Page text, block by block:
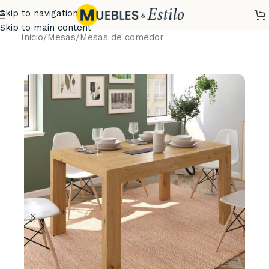
Skip to navigation
Skip to main content
Inicio/Mesas/Mesas de comedor